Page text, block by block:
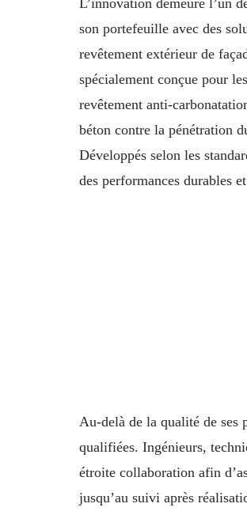
L’innovation demeure l’un
son portefeuille avec des
revêtement extérieur de
spécialement conçue pour
revêtement anti-
béton contre la pénétration
Développés selon les
des performances durables
Au-delà de la qualité de ses
qualifiées. Ingénieurs,
étroite collaboration afin
jusqu’au suivi après